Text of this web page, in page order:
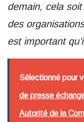
demain, cela
des
est important
Sélectionné pour
de presse
Autorité de la